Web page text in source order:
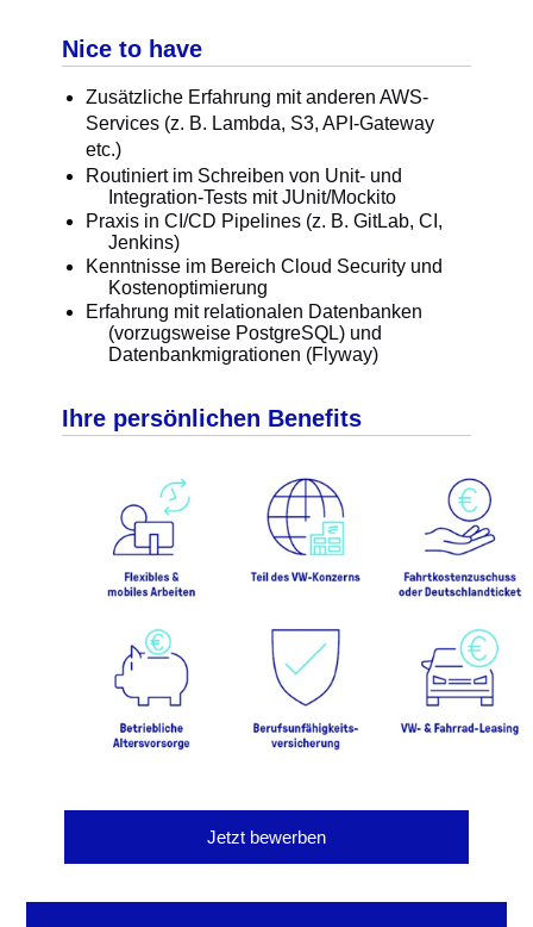
Nice to have
Zusätzliche Erfahrung mit anderen AWS-
Services (z. B. Lambda, S3, API-Gateway
etc.)
Routiniert im Schreiben von Unit- und
Integration-Tests mit JUnit/Mockito
Praxis in CI/CD Pipelines (z. B. GitLab, CI,
Jenkins)
Kenntnisse im Bereich Cloud Security und
Kostenoptimierung
Erfahrung mit relationalen Datenbanken
(vorzugsweise PostgreSQL) und
Datenbankmigrationen (Flyway)
Ihre persönlichen Benefits
Jetzt bewerben